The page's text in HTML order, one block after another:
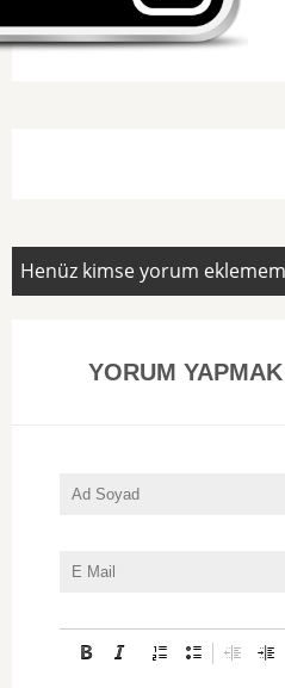
Henüz kimse yorum
YORUM